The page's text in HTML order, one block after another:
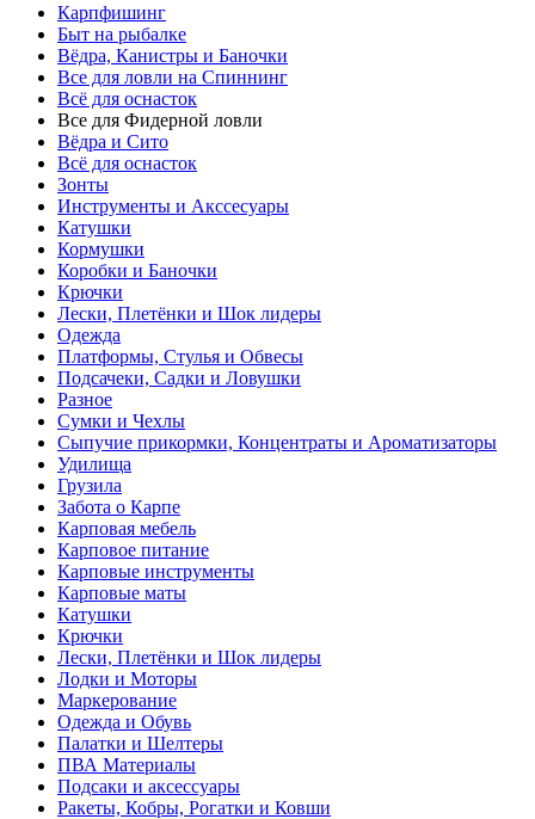
Карпфишинг
Быт на рыбалке
Вёдра, Канистры и Баночки
Все для ловли на Спиннинг
Всё для оснасток
Все для Фидерной ловли
Вёдра и Сито
Всё для оснасток
Зонты
Инструменты и Акссесуары
Катушки
Кормушки
Коробки и Баночки
Крючки
Лески, Плетёнки и Шок лидеры
Одежда
Платформы, Стулья и Обвесы
Подсачеки, Садки и Ловушки
Разное
Сумки и Чехлы
Сыпучие прикормки, Концентраты и Ароматизаторы
Удилища
Грузила
Забота о Карпе
Карповая мебель
Карповое питание
Карповые инструменты
Карповые маты
Катушки
Крючки
Лески, Плетёнки и Шок лидеры
Лодки и Моторы
Маркерование
Одежда и Обувь
Палатки и Шелтеры
ПВА Материалы
Подсаки и аксессуары
Ракеты, Кобры, Рогатки и Ковши